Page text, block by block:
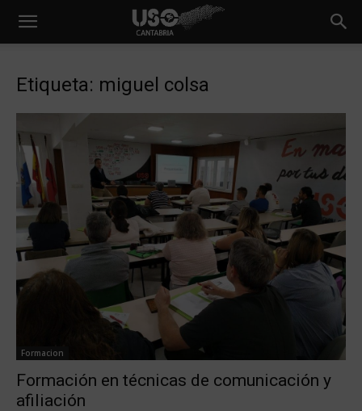
Etiqueta: miguel colsa
Formacion
Formación en técnicas de comunicación y
afiliación